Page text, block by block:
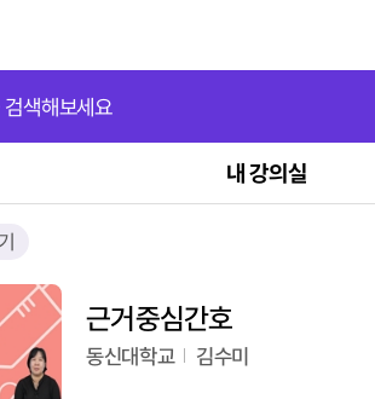
색해보세요
내 강의실
근거중심간호
동신대학교 김수미